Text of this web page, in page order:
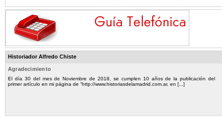
Historiador Alfredo Chiste
Agradecimiento
El día 30 del mes de Noviembre de 2018, se cumplen 10 años de la publicación del
primer artículo en mi página de “http://www.historiasdelamadrid.com.ar, en [...]